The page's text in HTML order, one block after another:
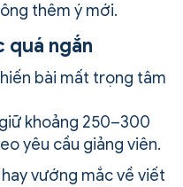
thêm ý mới.
quá ngắn
bài mất trọng tâm
giữ khoảng 250–300
yêu cầu giảng viên.
vướng mắc về viết